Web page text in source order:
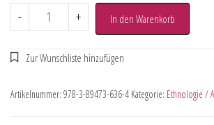
- + In den Warenkorb
Artikelnummer: 978-3-89473-636-4 Kategorie: Ethnologie /